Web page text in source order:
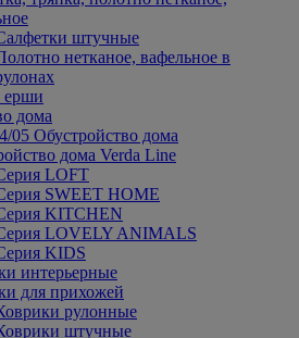
штучные
нетканое, вафельное в
ерши
дома
05 Обустройство дома
дома Verda Line
LOFT
SWEET HOME
KITCHEN
LOVELY ANIMALS
KIDS
интерьерные
для прихожей
рулонные
штучные